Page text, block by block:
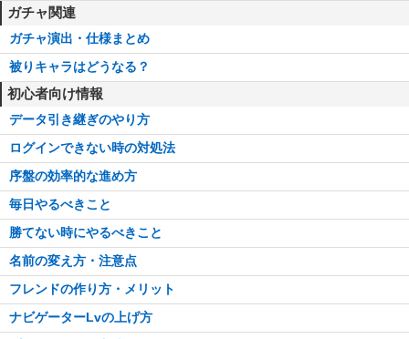
ガチャ関連
ガチャ演出・仕様まとめ
被りキャラはどうなる？
初心者向け情報
データ引き継ぎのやり方
ログインできない時の対処法
序盤の効率的な進め方
毎日やるべきこと
勝てない時にやるべきこと
名前の変え方・注意点
フレンドの作り方・メリット
ナビゲーターLvの上げ方